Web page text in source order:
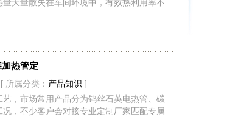
大量散失在车间环境中，有效热利用率不
热管定
所属分类： 产品知识 ]
，市场常用产品分为钨丝石英电热管、碳
，不少客户会对接专业定制厂家匹配专属